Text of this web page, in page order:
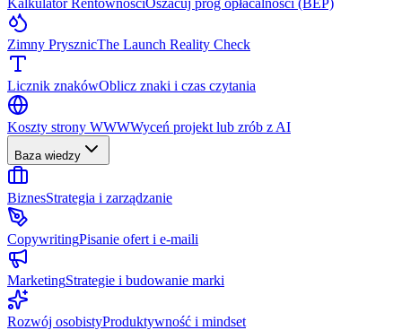
Kalkulator RentownościOszacuj próg opłacalności (BEP)
Zimny PrysznicThe Launch Reality Check
Licznik znakówOblicz znaki i czas czytania
Koszty strony WWWWyceń projekt lub zrób z AI
Baza wiedzy
BiznesStrategia i zarządzanie
CopywritingPisanie ofert i e-maili
MarketingStrategie i budowanie marki
Rozwój osobistyProduktywność i mindset